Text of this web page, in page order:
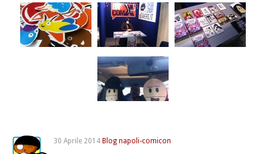
30 Aprile 2014 Blog napoli-comicon